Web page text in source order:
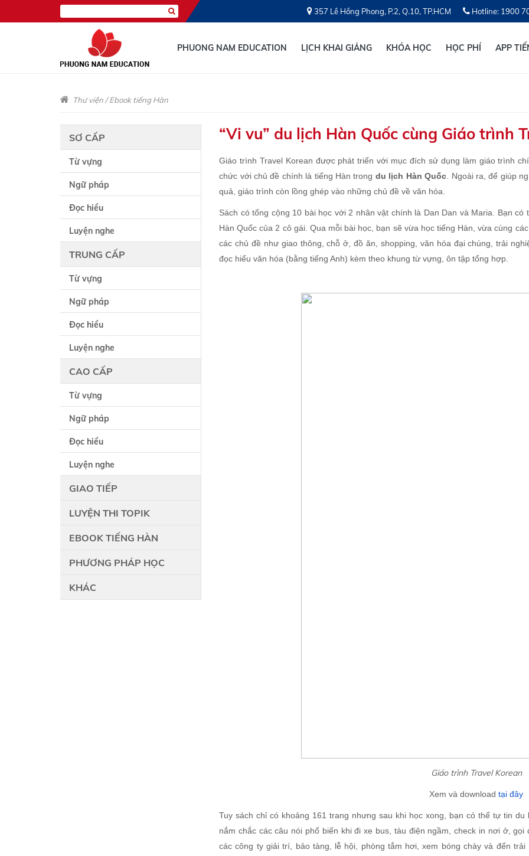
357 Lê Hồng Phong, P.2, Q.10, TP.HCM Hotline: 1900
PHUONG NAM EDUCATION LỊCH KHAI GIẢNG KHÓA HỌC HỌC PHÍ APP
Thư viện/Ebook tiếng Hàn
SƠ CẤP
Từ vựng
Ngữ pháp
Đọc hiểu
Luyện nghe
TRUNG CẤP
Từ vựng
Ngữ pháp
Đọc hiểu
Luyện nghe
CAO CẤP
Từ vựng
Ngữ pháp
Đọc hiểu
Luyện nghe
GIAO TIẾP
LUYỆN THI TOPIK
EBOOK TIẾNG HÀN
PHƯƠNG PHÁP HỌC
KHÁC
“Vi vu” du lịch Hàn Quốc cùng Giáo trình
Giáo trình Travel Korean được phát triển với mục đích sử dụng làm giáo trình
chức với chủ đề chính là tiếng Hàn trong du lịch Hàn Quốc . Ngoài ra, để giúp
quả, giáo trình còn lồng ghép vào những chủ đề về văn hóa.
Sách có tổng cộng 10 bài học với 2 nhân vật chính là Dan Dan và Maria. Bạn
Hàn Quốc của 2 cô gái. Qua mỗi bài học, bạn sẽ vừa học tiếng Hàn, vừa cùng
các chủ đề như giao thông, chỗ ở, đồ ăn, shopping, văn hóa đại chúng, trải
đọc hiểu văn hóa (bằng tiếng Anh) kèm theo khung từ vựng, ôn tập tổng hợp.
Giáo trình Travel Korean
Xem và downloadtại đây
Tuy sách chỉ có khoảng 161 trang nhưng sau khi học xong, bạn có thể tự tin
nắm chắc các câu nói phổ biến khi đi xe bus, tàu điện ngầm, check in nơi ở,
các công ty giải trí, bảo tàng, lễ hội, phòng tắm hơi, xem bóng chày và đến